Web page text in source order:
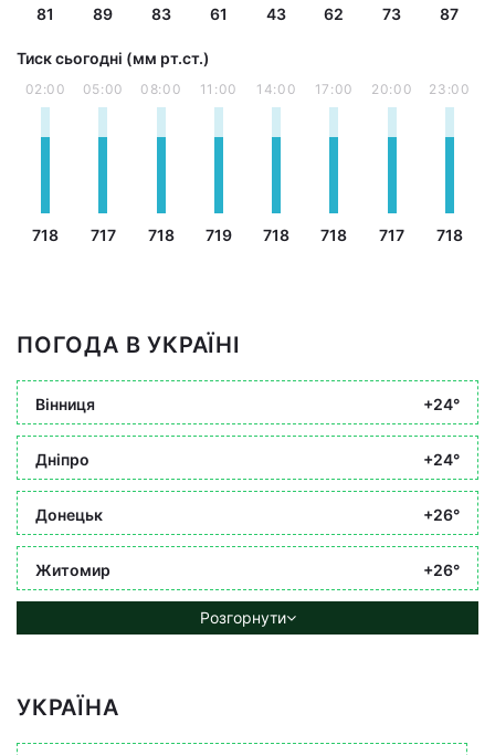
81 89 83 61 43 62 73 87
Тиск сьогодні (мм рт.ст.)
02:00
718
05:00
717
08:00
718
11:00
719
14:00
718
17:00
718
20:00
717
23:00
718
ПОГОДА В УКРАЇНІ
Вінниця +24°
Дніпро +24°
Донецьк +26°
Житомир +26°
Розгорнути
УКРАЇНА